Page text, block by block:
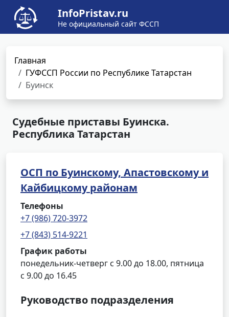
InfoPristav.ru
Не официальный сайт ФССП
Главная
ГУФССП России по Республике Татарстан
Буинск
Судебные приставы Буинска.
Республика Татарстан
ОСП по Буинскому, Апастовскому и
Кайбицкому районам
Телефоны
+7 (986) 720-3972
+7 (843) 514-9221
График работы
понедельник-четверг с 9.00 до 18.00, пятница
с 9.00 до 16.45
Руководство подразделения